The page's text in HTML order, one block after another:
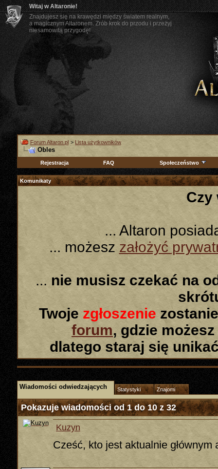
Witaj w Altaronie!
Znajdujesz się na krawędzi między światem realnym,
a magicznym Altaronem. Zrób krok do przodu i przeżyj
niesamowitą przygodę!
Forum Altaron.pl > Lista użytkowników
Obles
Rejestracja FAQ Społeczeństwo
Komunikaty
Czy
... Altaron
... możeszzałożyć
... nie musisz czekać na
Twoje zgłoszenie
forum, gdzie
dlatego staraj się
Wiadomości odwiedzających Statystyki Znajomi
Pokazuje wiadomości od 1 do10z32
Kuzyn
Cześć, kto jest aktualnie głównym